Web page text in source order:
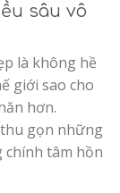
sâu vô
là không hề
giới sao cho
hơn.
gọn những
chính tâm hồn